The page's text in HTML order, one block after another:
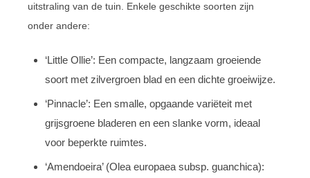
uitstraling van de tuin. Enkele geschikte soorten zijn
onder andere:
‘Little Ollie’: Een compacte, langzaam groeiende
soort met zilvergroen blad en een dichte groeiwijze.
‘Pinnacle’: Een smalle, opgaande variëteit met
grijsgroene bladeren en een slanke vorm, ideaal
voor beperkte ruimtes.
‘Amendoeira’ (Olea europaea subsp. guanchica):